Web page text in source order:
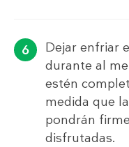
Dejar enfriar
durante al
estén
medida que
pondrán
disfrutadas.